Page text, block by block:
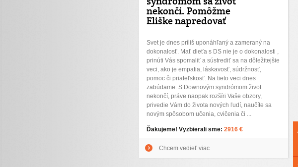
nekončí. Pomôžme
Eliške napredovať
Svet je dnes príliš uponáhľaný a zameraný na
dokonalosť. Mať dieťa s DS nie je o dokonalosti ,
prinúti Vás spomaliť a sústrediť sa na dôležitejšie
veci, ako je empatia, láskavosť, súdržnosť,
pomoc či priateľskosť. Na tieto veci dnes
zabúdame. S Downovým syndrómom život
nekončí, práve naopak rozšíri Vaše obzory,
privedie Vám do života nových ľudí, naučíte sa
novým spôsobom učenia, cvičenia či ...
Ďakujeme! Vyzbierali sme: 2916 €
Chcem vedieť viac